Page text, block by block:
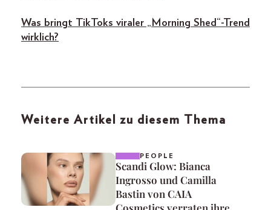
Was bringt TikToks viraler „Morning Shed“-Trend
wirklich?
Weitere Artikel zu diesem Thema
PEOPLE
Scandi Glow: Bianca
Ingrosso und Camilla
Bastin von CAIA